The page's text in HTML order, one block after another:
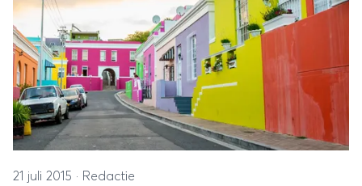
21 juli 2015 · Redactie